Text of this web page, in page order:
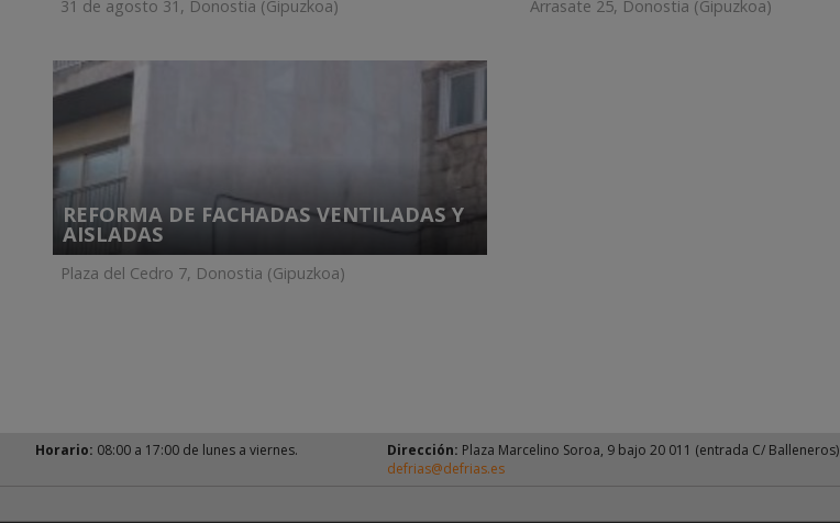
31 de agosto 31, Donostia (Gipuzkoa) Arrasate 25, Donostia (Gipuzkoa)
REFORMA DE FACHADAS VENTILADAS Y
AISLADAS
Plaza del Cedro 7, Donostia (Gipuzkoa)
Horario: 08:00 a 17:00 de lunes a viernes. Dirección: Plaza Marcelino Soroa, 9 bajo 20 011 (entrada C/ Balleneros)
defrias@defrias.es